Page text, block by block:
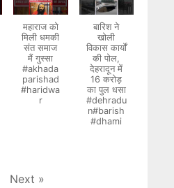
महाराज को
मिली धमकी
संत समाज
मैं गुस्सा
#akhada
parishad
#haridwa
r
बारिश ने
खोली
विकास कार्यों
की पोल,
देहरादून में
16 करोड़
का पुल धसा
#dehradu
n#barish
#dhami
Next »